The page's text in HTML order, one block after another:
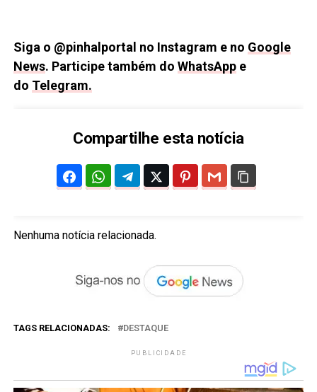
Siga o @pinhalportal no Instagram e no Google
News. Participe também do WhatsAppe
do Telegram.
Compartilhe esta notícia
Nenhuma notícia relacionada.
TAGS RELACIONADAS: DESTAQUE
PUBLICIDADE